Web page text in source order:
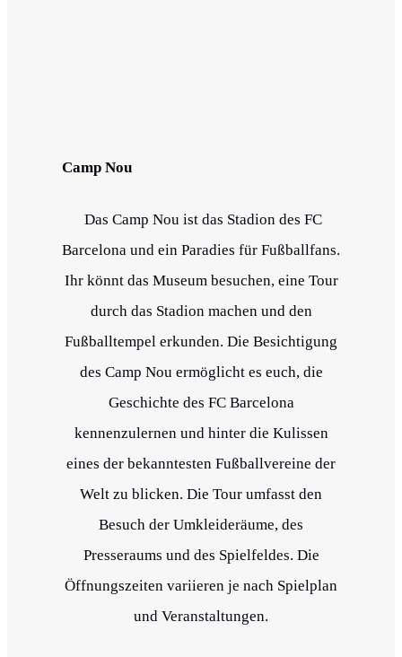
Camp Nou
Das Camp Nou ist das Stadion des FC
Barcelona und ein Paradies für Fußballfans.
Ihr könnt das Museum besuchen, eine Tour
durch das Stadion machen und den
Fußballtempel erkunden. Die Besichtigung
des Camp Nou ermöglicht es euch, die
Geschichte des FC Barcelona
kennenzulernen und hinter die Kulissen
eines der bekanntesten Fußballvereine der
Welt zu blicken. Die Tour umfasst den
Besuch der Umkleideräume, des
Presseraums und des Spielfeldes. Die
Öffnungszeiten variieren je nach Spielplan
und Veranstaltungen.